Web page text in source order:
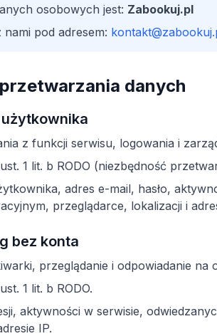
osobowych jest: Zabookuj.pl
pod adresem:
danych
z funkcji serwisu, logowania i
1 lit. b RODO (niezbędność
adres e-mail, hasło,
przeglądarce, lokalizacji i
bez konta
przeglądanie i odpowiadanie na
1 lit. b RODO.
aktywności w serwisie,
IP.